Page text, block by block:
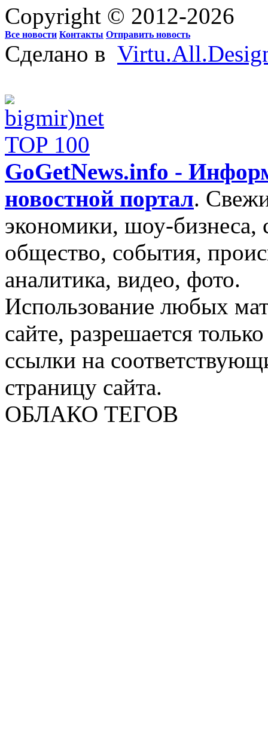
Copyright © 2012-2026
Все новости Контакты Отправить новость
Сделано в
GoGetNews.info -
новостной портал.
экономики, шоу-бизнеса,
общество, события,
аналитика, видео, фото.
Использование любых
сайте, разрешается
ссылки на
страницу сайта.
ОБЛАКО ТЕГОВ